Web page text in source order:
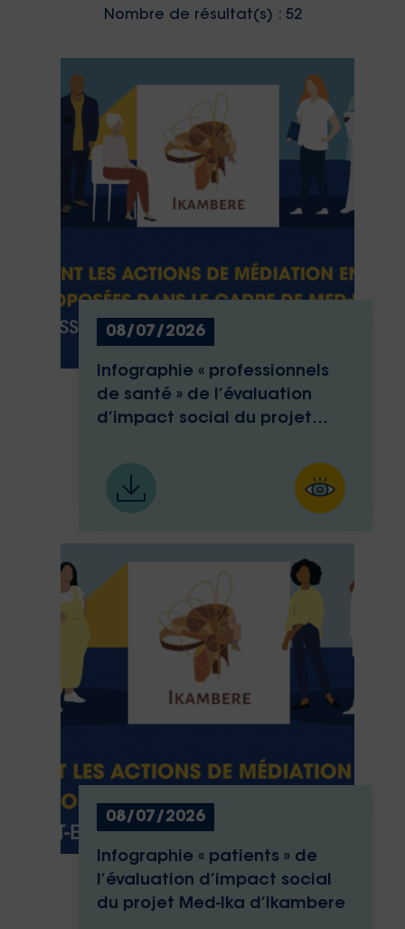
Filter by
Filter by
Filter by
Filter by
Filter by
Filter by
Filter by
Filter by
Filter by
Filter by
Nombre de résultat(s) : 52
08/07/2026
Infographie « professionnels
de santé » de l’évaluation
d’impact social du projet
08/07/2026
Infographie « patients » de
l’évaluation d’impact social
du projet Med-Ika d’Ikambere